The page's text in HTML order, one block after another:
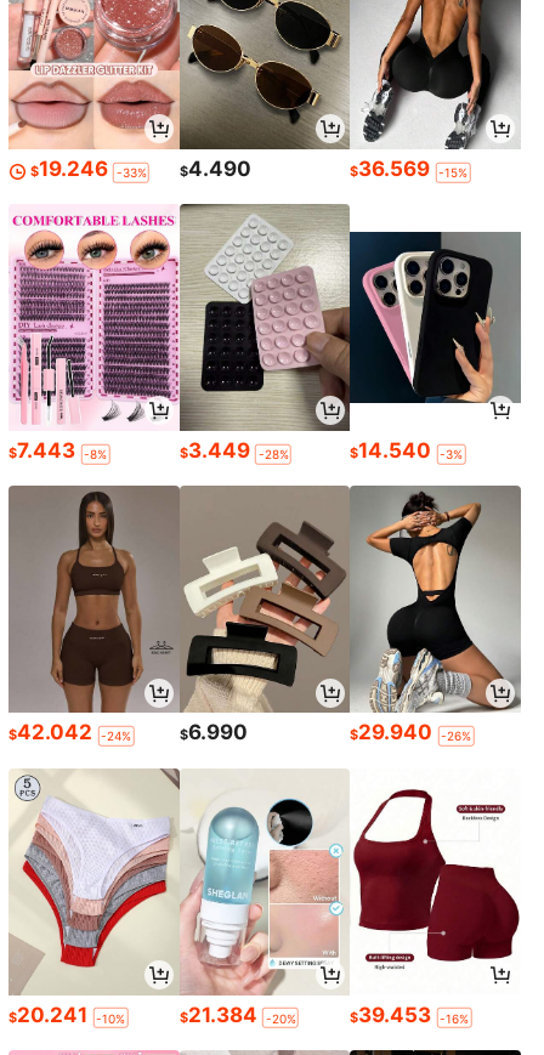
$19.246 -33% $4.490 $36.569 -15%
$7.443 -8% $3.449 -28% $14.540 -3%
$42.042 -24% $6.990 $29.940 -26%
$20.241 -10% $21.384 -20% $39.453 -16%